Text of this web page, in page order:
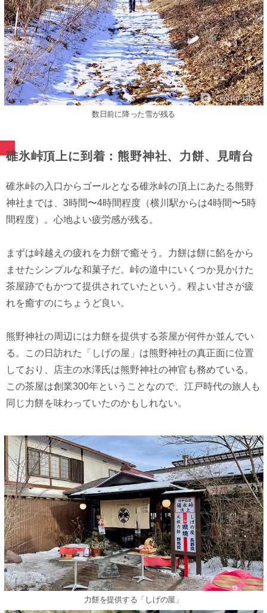
数日前に降った雪が残る
碓氷峠頂上に到着：熊野神社、力餅、見晴台
碓氷峠の入口からゴールとなる碓氷峠の頂上にあたる熊野
神社までは、3時間〜4時間程度（横川駅からは4時間〜5時
間程度）。心地よい疲労感が残る。
まずは峠越えの疲れを力餅で癒そう。力餅は餅に餡をから
ませたシンプルな和菓子だ。峠の道中にいくつか見かけた
茶屋跡でもかつて提供されていたという。程よい甘さが疲
れを癒すのにちょうど良い。
熊野神社の周辺には力餅を提供する茶屋が何件か並んでい
る。この日訪れた「しげの屋」は熊野神社の真正面に位置
しており、店主の水澤氏は熊野神社の神官も務めている。
この茶屋は創業300年ということなので、江戸時代の旅人も
同じ力餅を味わっていたのかもしれない。
力餅を提供する「しげの屋」